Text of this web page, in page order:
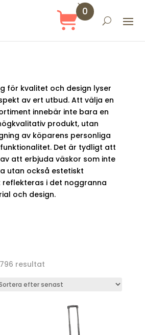
0
för kvalitet och design lyser
av ert utbud. Att välja en
innebär inte bara en
produkt, utan
av köparens personliga
Det är tydligt att
att erbjuda väskor som inte
utan också estetiskt
reflekteras i det noggranna
och design.
796 resultatSortera
senaste